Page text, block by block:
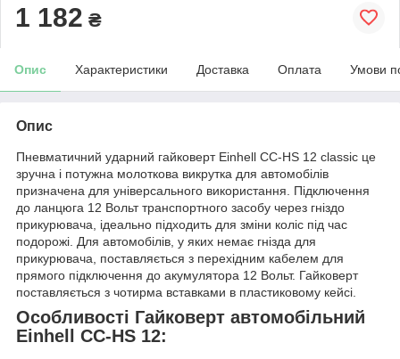
1 182 ₴
Опис Характеристики Доставка Оплата Умови
Опис
Пневматичний ударний гайковерт Einhell CC-HS 12 classic це
зручна і потужна молоткова викрутка для автомобілів
призначена для універсального використання. Підключення
до ланцюга 12 Вольт транспортного засобу через гніздо
прикурювача, ідеально підходить для зміни коліс під час
подорожі. Для автомобілів, у яких немає гнізда для
прикурювача, поставляється з перехідним кабелем для
прямого підключення до акумулятора 12 Вольт. Гайковерт
поставляється з чотирма вставками в пластиковому кейсі.
Особливості Гайковерт автомобільний
Einhell CC-HS 12: